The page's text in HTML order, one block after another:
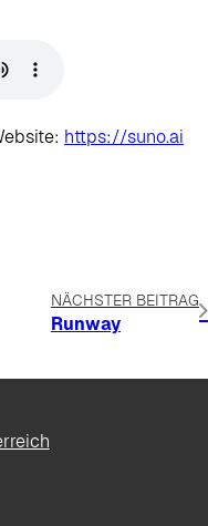
https://suno.ai
NÄCHSTER BEITRAG
Runway